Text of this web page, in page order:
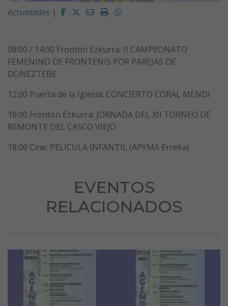
Actividades | Facebook
Twitter
EmailImprimirWhatsapp
08:00 / 14:00 Frontón Ezkurra: II CAMPEONATO
FEMENINO DE FRONTENIS POR PAREJAS DE
DONEZTEBE
12:00 Puerta de la Iglesia: CONCIERTO CORAL MENDI
18:00 Frontón Ezkurra: JORNADA DEL XII TORNEO DE
REMONTE DEL CASCO VIEJO
18:00 Cine: PELICULA INFANTIL (APYMA Erreka)
EVENTOS
RELACIONADOS